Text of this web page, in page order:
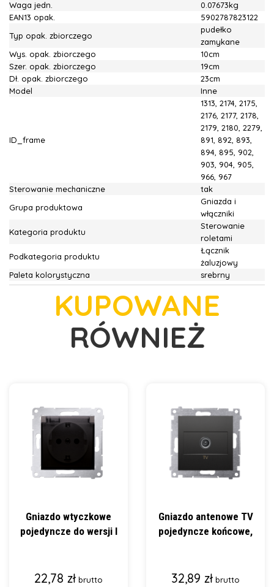
Waga jedn.
0.07673kg
EAN13 opak.
5902787823122
Typ opak. zbiorczego
pudełko
zamykane
Wys. opak. zbiorczego
10cm
Szer. opak. zbiorczego
19cm
Dł. opak. zbiorczego
23cm
Model
Inne
ID_frame
1313, 2174, 2175,
2176, 2177, 2178,
2179, 2180, 2279,
891, 892, 893,
894, 895, 902,
903, 904, 905,
966, 967
Sterowanie mechaniczne
tak
Grupa produktowa
Gniazda i
włączniki
Kategoria produktu
Sterowanie
roletami
Podkategoria produktu
Łącznik
żaluzjowy
Paleta kolorystyczna
srebrny
KUPOWANE
RÓWNIEŻ
Gniazdo wtyczkowe
pojedyncze do wersji I
22,78 zł brutto
Gniazdo antenowe TV
pojedyncze końcowe,
32,89 zł brutto